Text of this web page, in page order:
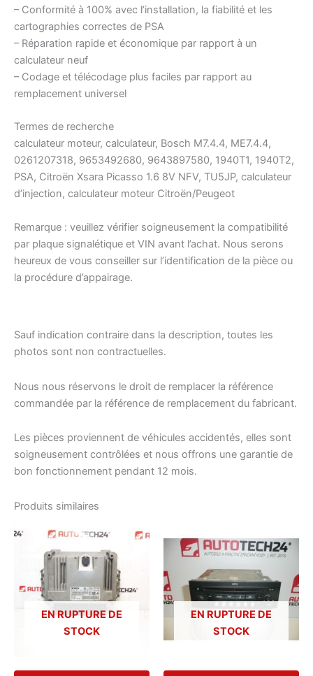
– Conformité à 100% avec l’installation, la fiabilité et les
cartographies correctes de PSA
– Réparation rapide et économique par rapport à un
calculateur neuf
– Codage et télécodage plus faciles par rapport au
remplacement universel
Termes de recherche
calculateur moteur, calculateur, Bosch M7.4.4, ME7.4.4,
0261207318, 9653492680, 9643897580, 1940T1, 1940T2,
PSA, Citroën Xsara Picasso 1.6 8V NFV, TU5JP, calculateur
d’injection, calculateur moteur Citroën/Peugeot
Remarque : veuillez vérifier soigneusement la compatibilité
par plaque signalétique et VIN avant l’achat. Nous serons
heureux de vous conseiller sur l’identification de la pièce ou
la procédure d’appairage.
Sauf indication contraire dans la description, toutes les
photos sont non contractuelles.
Nous nous réservons le droit de remplacer la référence
commandée par la référence de remplacement du fabricant.
Les pièces proviennent de véhicules accidentés, elles sont
soigneusement contrôlées et nous offrons une garantie de
bon fonctionnement pendant 12 mois.
Produits similaires
EN RUPTURE DE
STOCK
EN RUPTURE DE
STOCK